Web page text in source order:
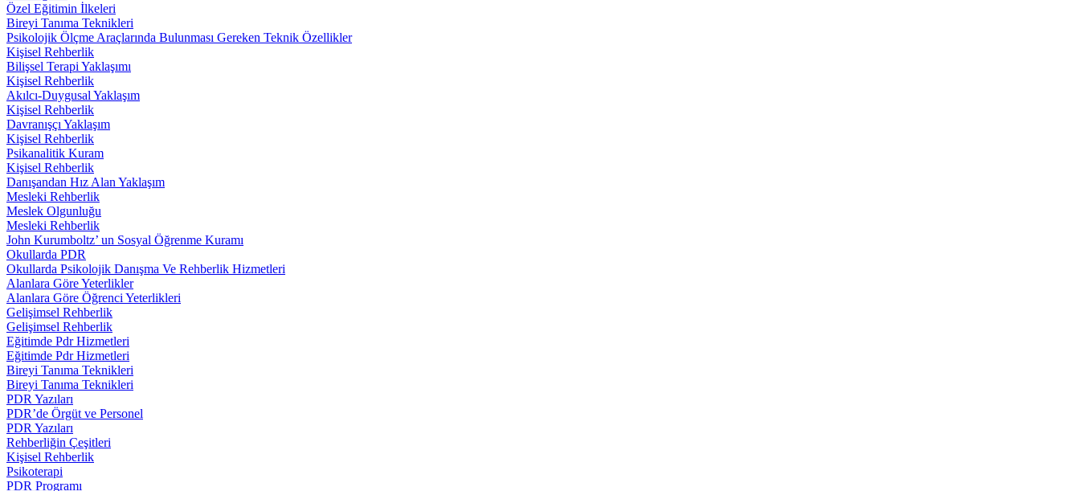
Özel Eğitimin İlkeleri
Bireyi Tanıma Teknikleri
Psikolojik Ölçme Araçlarında Bulunması Gereken Teknik Özellikler
Kişisel Rehberlik
Bilişsel Terapi Yaklaşımı
Kişisel Rehberlik
Akılcı-Duygusal Yaklaşım
Kişisel Rehberlik
Davranışçı Yaklaşım
Kişisel Rehberlik
Psikanalitik Kuram
Kişisel Rehberlik
Danışandan Hız Alan Yaklaşım
Mesleki Rehberlik
Meslek Olgunluğu
Mesleki Rehberlik
John Kurumboltz’ un Sosyal Öğrenme Kuramı
Okullarda PDR
Okullarda Psikolojik Danışma Ve Rehberlik Hizmetleri
Alanlara Göre Yeterlikler
Alanlara Göre Öğrenci Yeterlikleri
Gelişimsel Rehberlik
Gelişimsel Rehberlik
Eğitimde Pdr Hizmetleri
Eğitimde Pdr Hizmetleri
Bireyi Tanıma Teknikleri
Bireyi Tanıma Teknikleri
PDR Yazıları
PDR’de Örgüt ve Personel
PDR Yazıları
Rehberliğin Çeşitleri
Kişisel Rehberlik
Psikoterapi
PDR Programı